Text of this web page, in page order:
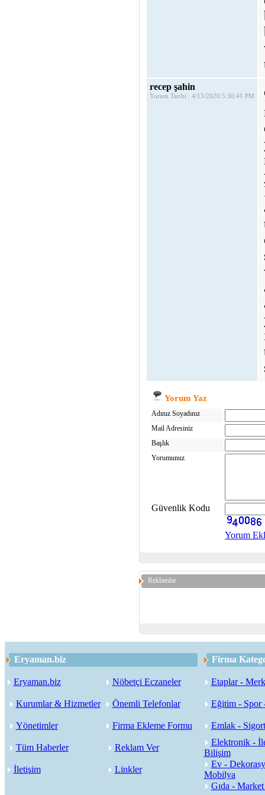
recep şahin
Yorum Tarihi : 4/13/2020 5:36:41 PM
Yorum Yaz
Adınız Soyadınız
Mail Adresiniz
Başlık
Yorumunuz
Güvenlik Kodu
Yorum
Reklamlar
Eryaman.biz Firma
Eryaman.biz Nöbetçi Eczaneler Etaplar -
Kurumlar & Hizmetler Önemli Telefonlar Eğitim - Spor
Yönetimler Firma Ekleme Formu Emlak -
Tüm Haberler Reklam Ver
Elektronik -
Bilişim
İletişim
Linkler
Ev -
Mobilya
Gıda -